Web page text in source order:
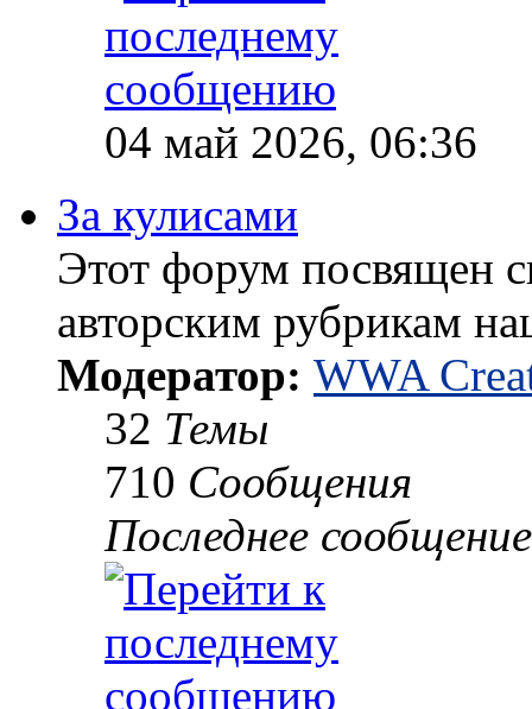
04 май 2026, 06:36
За кулисами
Этот форум посвящен
авторским рубрикам
Модератор: WWA
32 Темы
710 Сообщения
Последнее сообщение